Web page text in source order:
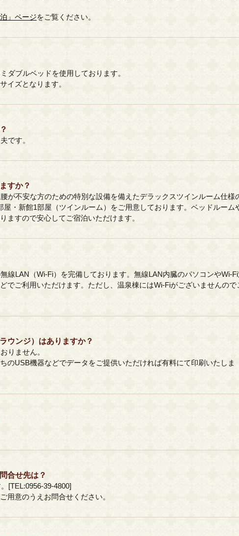
泊」ページをご覧ください。
ダブルベッドを使用しております。
イズとなります。
です。
すか？
が不安な方のための特別な設備を備えたデラックスツインルーム仕様
屋・新館1部屋（ツインルーム）をご用意しております。ベッドルーム
ますので安心してご宿泊いただけます。
線LAN（Wi-Fi）を完備しております。無線LAN内臓のパソコンやWi-
でご利用いただけます。ただし、温泉棟にはWi-Fiがございませんので
ウンジ）はありますか？
りません。
のUSB機器などでデータをご提供いただければ有料にて印刷いたしま
合せ先は？
[TEL:0956-39-4800]
用意のうえお問合せください。